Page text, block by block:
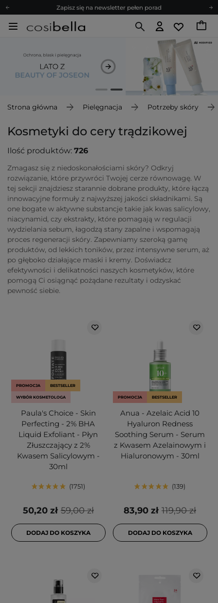
Zapisz się na newsletter pełen porad
Bezpłatne konsultacje kosmetologiczne
Poleć nas i zyskaj jeszcze więcej punktów
Zapisz się na newsletter pełen porad
Strona główna Pielęgnacja Potrzeby skóry
Kosmetyki do cery trądzikowej
Ilość produktów: 726
Zmagasz się z niedoskonałościami skóry? Odkryj
rozwiązanie, które przywróci Twojej cerze równowagę. W
tej sekcji znajdziesz starannie dobrane produkty, które łączą
innowacyjne formuły z najwyższej jakości składnikami. Są
one bogate w aktywne substancje takie jak kwas salicylowy,
niacynamid, czy ekstrakty, które pomagają w regulacji
wydzielania sebum, łagodzą stany zapalne i wspomagają
proces regeneracji skóry. Zapewniamy szeroką gamę
produktów, od lekkich toników, przez intensywne serum, aż
po głęboko działające maski i kremy. Doświadcz
efektywności i delikatności naszych kosmetyków, które
pomogą Ci osiągnąć pożądane rezultaty i odzyskać
pewność siebie.
PROMOCJA BESTSELLER
WYBÓR KOSMETOLOGA
Paula's Choice - Skin
Perfecting - 2% BHA
Liquid Exfoliant - Płyn
Złuszczający z 2%
Kwasem Salicylowym -
30ml
1751
59,00 zł
50,20 zł
DODAJ DO KOSZYKA
PROMOCJA BESTSELLER
Anua - Azelaic Acid 10
Hyaluron Redness
Soothing Serum - Serum
z Kwasem Azelainowym i
Hialuronowym - 30ml
139
119,90 zł
83,90 zł
DODAJ DO KOSZYKA